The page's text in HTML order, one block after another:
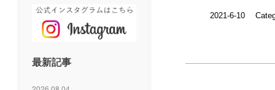
2021-6-10
最新記事